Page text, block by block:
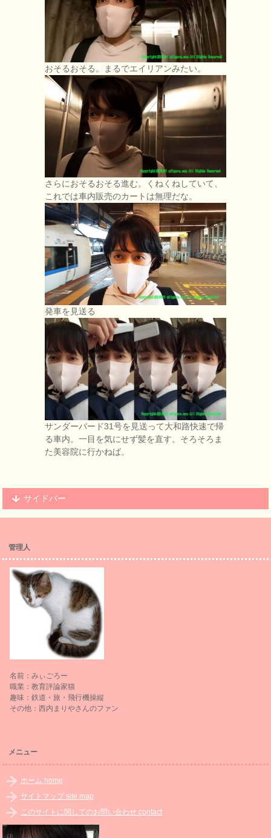
おそるおそる。まるでエイリアンみたい。
さらにおそるおそる進む。くねくねしていて、
これでは車内販売のカートは無理だな。
発車を見送る
サンダーバード31号を見送って大和路快速で帰
る車内。一目を気にせず髪を直す。そろそろま
た美容院に行かねば。
サイドバー
管理人
名前：みぃごろー
職業：教育評論家猫
趣味：鉄道・旅・飛行機操縦
その他：西内まりやさんのファン
メニュー
ホーム home
サイトマップ site map
このサイトに関してのお問い合わせ contact